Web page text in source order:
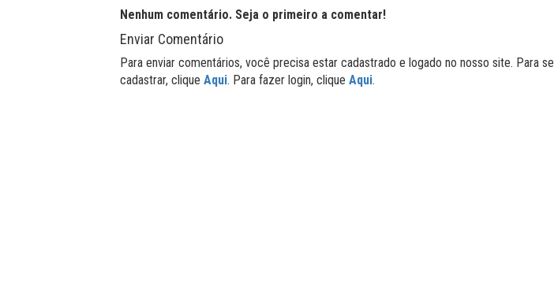
Nenhum comentário. Seja o primeiro a comentar!
Enviar Comentário
Para enviar comentários, você precisa estar cadastrado e logado no nosso site. Para se
cadastrar, clique Aqui. Para fazer login, clique Aqui.